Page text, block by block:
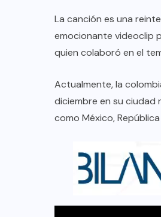
La canción es una
emocionante videoclip
quien colaboró en el
Actualmente, la
diciembre en su ciudad
como México,